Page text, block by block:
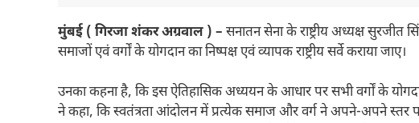
मुंबई ( गिरजा शंकर अग्रवाल ) – सनातन सेना के राष्ट्रीय अध्यक्ष सुरजीत
समाजों एवं वर्गों के योगदान का निष्पक्ष एवं व्यापक राष्ट्रीय सर्वे कराया जाए।
उनका कहना है, कि इस ऐतिहासिक अध्ययन के आधार पर सभी वर्गों के
ने कहा, कि स्वतंत्रता आंदोलन में प्रत्येक समाज और वर्ग ने अपने-अपने स्तर